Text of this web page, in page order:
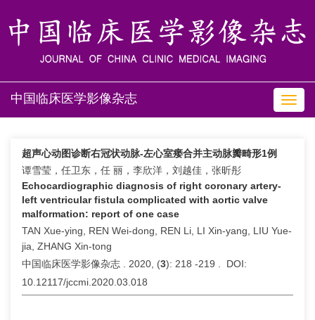
中国临床医学影像杂志
超声心动图诊断右冠状动脉-左心室瘘合并主动脉瓣畸形1例
谭雪莹，任卫东，任 丽，李欣洋，刘越佳，张昕彤
Echocardiographic diagnosis of right coronary artery-
left ventricular fistula complicated with aortic valve
malformation: report of one case
TAN Xue-ying, REN Wei-dong, REN Li, LI Xin-yang, LIU Yue-
jia, ZHANG Xin-tong
中国临床医学影像杂志 . 2020, (3): 218 -219 . DOI:
10.12117/jccmi.2020.03.018